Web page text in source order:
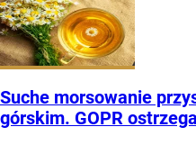
Suche morsowanie
górskim. GOPR ostrzega